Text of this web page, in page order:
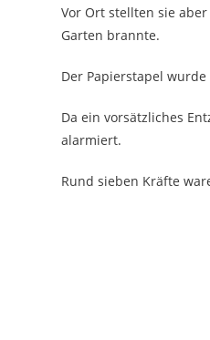
Vor Ort stellten sie
Garten brannte.
Der Papierstapel
Da ein vorsätzliches
alarmiert.
Rund sieben Kräfte